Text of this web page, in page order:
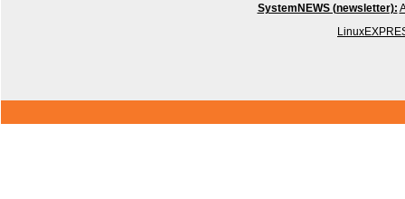
SystemNEWS (newsletter):